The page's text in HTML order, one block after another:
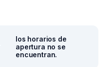
los horarios de
apertura no se
encuentran.